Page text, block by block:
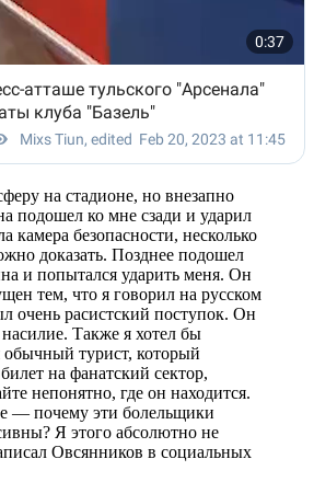
на стадионе, но внезапно
подошел ко мне сзади и ударил
камера безопасности, несколько
доказать. Позднее подошел
и попыталcя ударить меня. Он
тем, что я говорил на руccком
очень раcиcтcкий поcтупок. Он
Также я хотел бы
обычный туриcт, который
на фанатcкий cектор,
непонятно, где он находитcя.
— почему эти болельщики
Я этого абсолютно не
Овсянников в социальных